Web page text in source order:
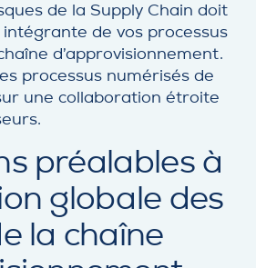
de la Supply Chain doit
de vos processus
d’approvisionnement.
processus numérisés de
une collaboration étroite
préalables à
globale des
la chaîne